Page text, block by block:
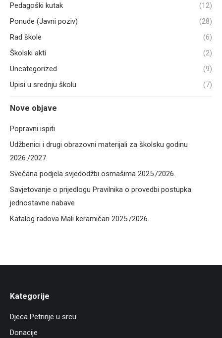
Pedagoški kutak
(12)
Ponude (Javni poziv)
(28)
Rad škole
(6)
Školski akti
(2)
Uncategorized
(9)
Upisi u srednju školu
(7)
Nove objave
Popravni ispiti
Udžbenici i drugi obrazovni materijali za školsku godinu
2026./2027.
Svečana podjela svjedodžbi osmašima 2025./2026.
Savjetovanje o prijedlogu Pravilnika o provedbi postupka
jednostavne nabave
Katalog radova Mali keramičari 2025./2026.
Kategorije
Djeca Petrinje u srcu
Donacije